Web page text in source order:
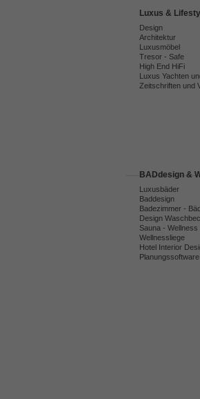
Luxus &
Design
Architektur
Luxusmöbel
Tresor - Safe
High End HiFi
Luxus Yachten
Zeitschriften und
BADdesign &
Luxusbäder
Baddesign
Badezimmer -
Design
Sauna - Wellness
Wellnessliege
Hotel Interior
Planungssoftware